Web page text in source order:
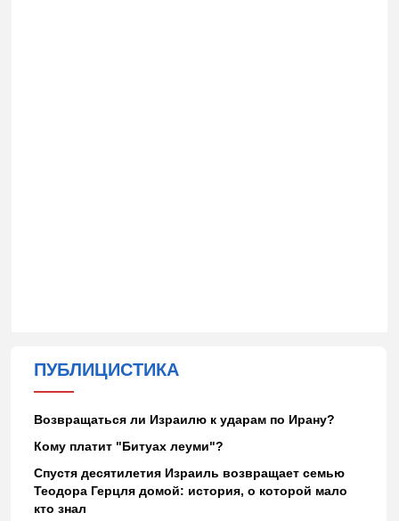
ПУБЛИЦИСТИКА
Возвращаться ли Израилю к ударам по Ирану?
Кому платит "Битуах леуми"?
Спустя десятилетия Израиль возвращает семью
Теодора Герцля домой: история, о которой мало
кто знал